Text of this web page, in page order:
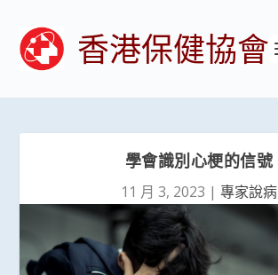
香港保健協會
學會識別心梗的信號
11 月 3, 2023 | 專家說病